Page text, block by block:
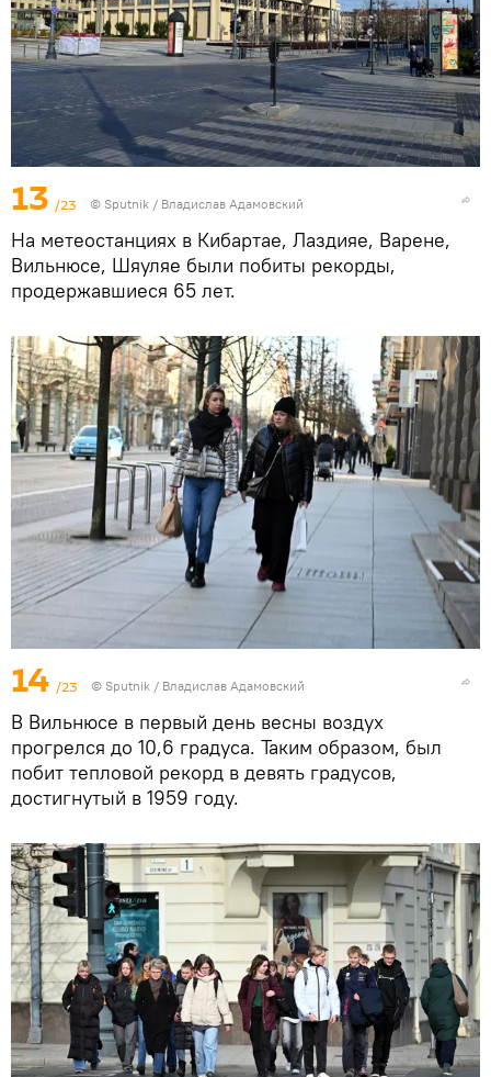
13 /23 © Sputnik / Владислав Адамовский
На метеостанциях в Кибартае, Лаздияе, Варене,
Вильнюсе, Шяуляе были побиты рекорды,
продержавшиеся 65 лет.
14 /23 © Sputnik / Владислав Адамовский
В Вильнюсе в первый день весны воздух
прогрелся до 10,6 градуса. Таким образом, был
побит тепловой рекорд в девять градусов,
достигнутый в 1959 году.